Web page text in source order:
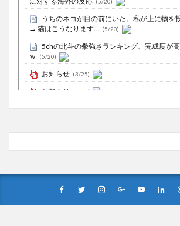
(5/20)
うちのネコが目の前にいた。私が上に物を
→ 猫はこうなります… (5/20)
5chの北斗の拳強さランキング、完成度が
ｗ
(5/20)
お知らせ (3/25)
お知らせ (1/26)
顔20点、体80点と評価されていた女子学
Powered by livedoor 相互RSS